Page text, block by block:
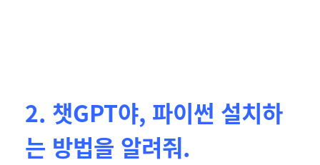
2. 챗GPT야, 파이썬 설치하
는 방법을 알려줘.